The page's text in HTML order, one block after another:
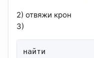
2) отвяжи крон
3)
найти